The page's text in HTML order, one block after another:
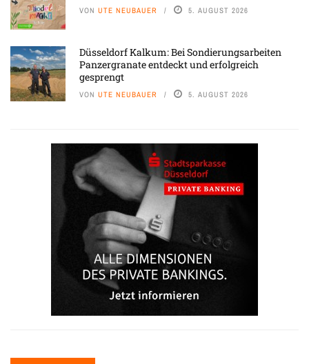
VON UTE NEUBAUER 5. AUGUST 2026
Düsseldorf Kalkum: Bei Sondierungsarbeiten
Panzergranate entdeckt und erfolgreich
gesprengt
VON UTE NEUBAUER 5. AUGUST 2026